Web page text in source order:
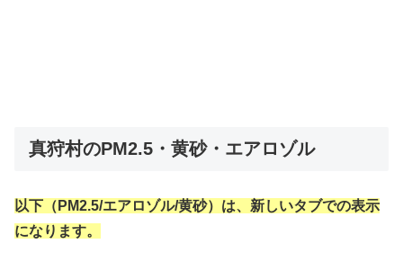
真狩村のPM2.5・黄砂・エアロゾル
以下（PM2.5/エアロゾル/黄砂）は、新しいタブでの表示
になります。